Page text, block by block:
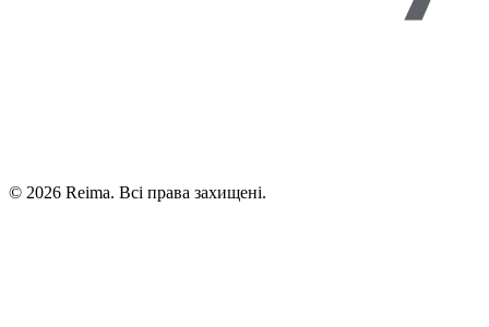
© 2026 Reima. Всі права захищені.